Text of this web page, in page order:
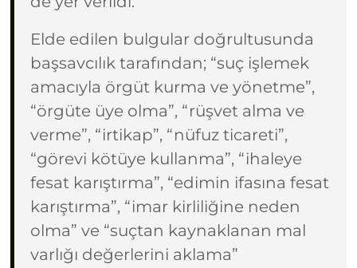
Elde edilen bulgular doğrultusunda
başsavcılık tarafından; “suç işlemek
amacıyla örgüt kurma ve yönetme”,
“örgüte üye olma”, “rüşvet alma ve
verme”, “irtikap”, “nüfuz ticareti”,
“görevi kötüye kullanma”, “ihaleye
fesat karıştırma”, “edimin ifasına fesat
karıştırma”, “imar kirliliğine neden
olma” ve “suçtan kaynaklanan mal
varlığı değerlerini aklama”